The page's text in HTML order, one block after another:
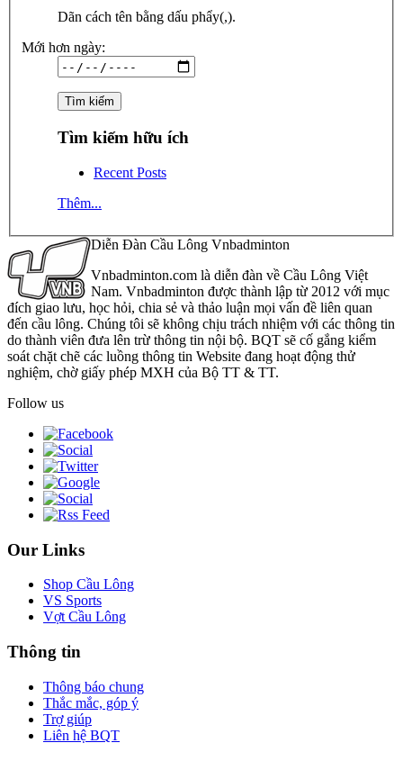
Dãn cách tên bằng dấu phẩy(,).
Mới hơn ngày:
Tìm kiếm hữu ích
Recent Posts
Thêm...
Diễn Đàn Cầu Lông Vnbadminton
Vnbadminton.com là diễn đàn về Cầu Lông Việt
Nam. Vnbadminton được thành lập từ 2012 với mục
đích giao lưu, học hỏi, chia sẻ và thảo luận mọi vấn đề liên quan
đến cầu lông. Chúng tôi sẽ không chịu trách nhiệm với các thông tin
do thành viên đưa lên trừ thông tin nội bộ. BQT sẽ cố gắng kiểm
soát chặt chẽ các luồng thông tin Website đang hoạt động thử
nghiệm, chờ giấy phép MXH của Bộ TT & TT.
Follow us
Our Links
Shop Cầu Lông
VS Sports
Vợt Cầu Lông
Thông tin
Thông báo chung
Thắc mắc, góp ý
Trợ giúp
Liên hệ BQT